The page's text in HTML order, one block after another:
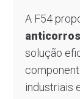
A F54
solução
industriais